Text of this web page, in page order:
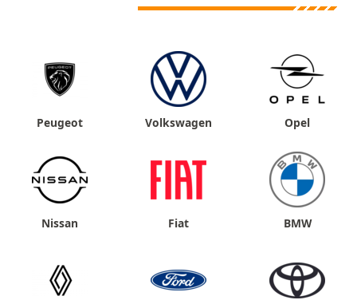
Peugeot Volkswagen Opel
Nissan Fiat BMW